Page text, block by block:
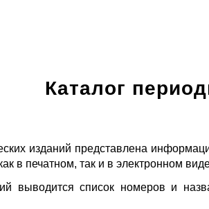
Каталог
изданий представлена
в печатном, так и в электронном
выводится список номеров и